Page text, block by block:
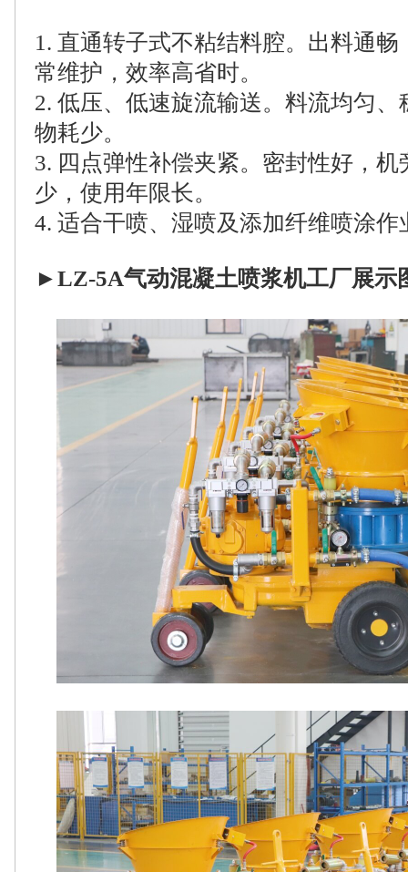
1. 直通转子式不粘结料腔。出料通
常维护，效率高省时。
2. 低压、低速旋流输送。料流均匀
物耗少。
3. 四点弹性补偿夹紧。密封性好，
少，使用年限长。
4. 适合干喷、湿喷及添加纤维喷涂
►LZ-5A气动混凝土喷浆机工厂展示